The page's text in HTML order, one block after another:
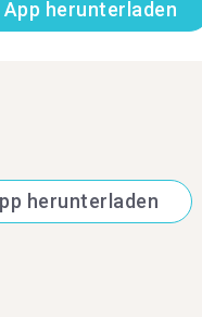
App herunterladen
herunterladen